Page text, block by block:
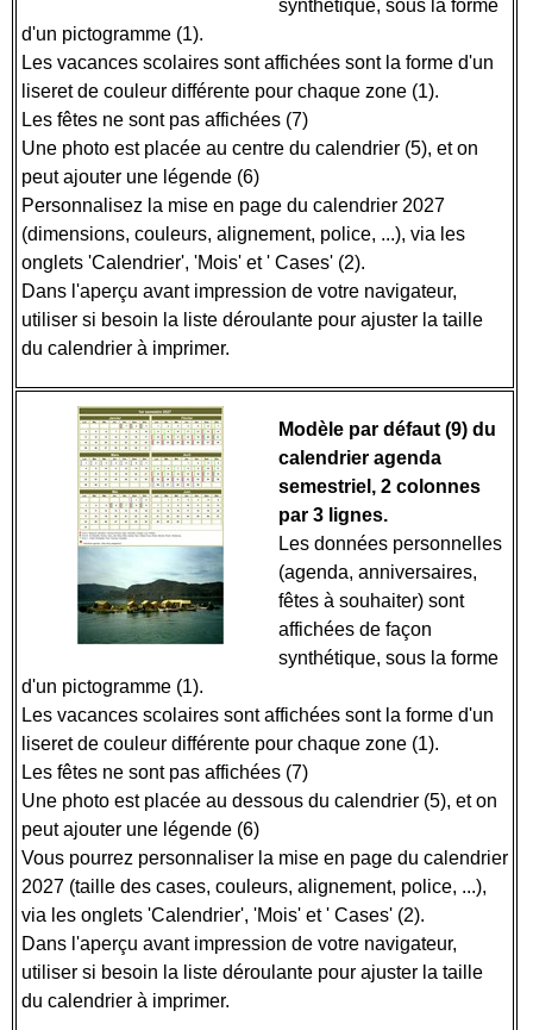
synthétique, sous la forme
d'un pictogramme (1).
Les vacances scolaires sont affichées sont la forme d'un
liseret de couleur différente pour chaque zone (1).
Les fêtes ne sont pas affichées (7)
Une photo est placée au centre du calendrier (5), et on
peut ajouter une légende (6)
Personnalisez la mise en page du calendrier 2027
(dimensions, couleurs, alignement, police, ...), via les
onglets 'Calendrier', 'Mois' et ' Cases' (2).
Dans l'aperçu avant impression de votre navigateur,
utiliser si besoin la liste déroulante pour ajuster la taille
du calendrier à imprimer.
Modèle par défaut (9) du
calendrier agenda
semestriel, 2 colonnes
par 3 lignes.
Les données personnelles
(agenda, anniversaires,
fêtes à souhaiter) sont
affichées de façon
synthétique, sous la forme
d'un pictogramme (1).
Les vacances scolaires sont affichées sont la forme d'un
liseret de couleur différente pour chaque zone (1).
Les fêtes ne sont pas affichées (7)
Une photo est placée au dessous du calendrier (5), et on
peut ajouter une légende (6)
Vous pourrez personnaliser la mise en page du calendrier
2027 (taille des cases, couleurs, alignement, police, ...),
via les onglets 'Calendrier', 'Mois' et ' Cases' (2).
Dans l'aperçu avant impression de votre navigateur,
utiliser si besoin la liste déroulante pour ajuster la taille
du calendrier à imprimer.